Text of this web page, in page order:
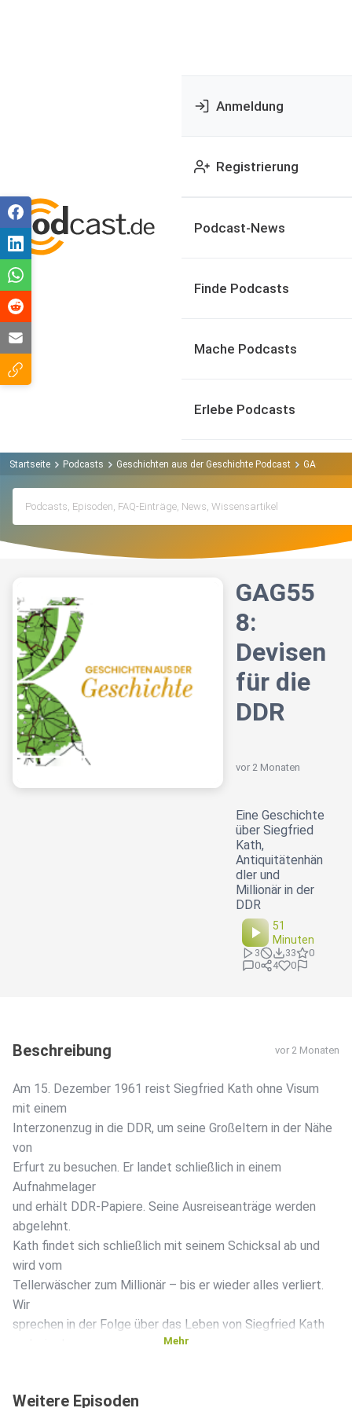
Anmeldung
Registrierung
Podcast-News
Finde Podcasts
Mache Podcasts
Erlebe Podcasts
Startseite Podcasts Geschichten aus der Geschichte Podcast GAG558:
GAG55
8:
Devisen
für die
DDR
vor 2 Monaten
Eine Geschichte
über Siegfried
Kath,
Antiquitätenhän
dler und
Millionär in der
DDR
51
Minuten
3 33
0
0
4 0
Beschreibung vor 2 Monaten
Am 15. Dezember 1961 reist Siegfried Kath ohne Visum
mit einem
Interzonenzug in die DDR, um seine Großeltern in der Nähe
von
Erfurt zu besuchen. Er landet schließlich in einem
Aufnahmelager
und erhält DDR-Papiere. Seine Ausreiseanträge werden
abgelehnt.
Kath findet sich schließlich mit seinem Schicksal ab und
wird vom
Tellerwäscher zum Millionär – bis er wieder alles verliert.
Wir
sprechen in der Folge über das Leben von Siegfried Kath
Devisen beschaffte, um die Zahlungsfähigkeit der DDR zu
Mehr
Weitere Episoden